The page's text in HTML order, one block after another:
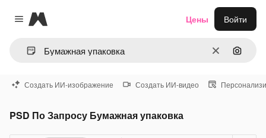
Close menu
Magnific
ОчиститьПоиск
Цены Войти
Создать ИИ-изображение Создать ИИ-видео
PSD По Запросу Бумажная упаковка